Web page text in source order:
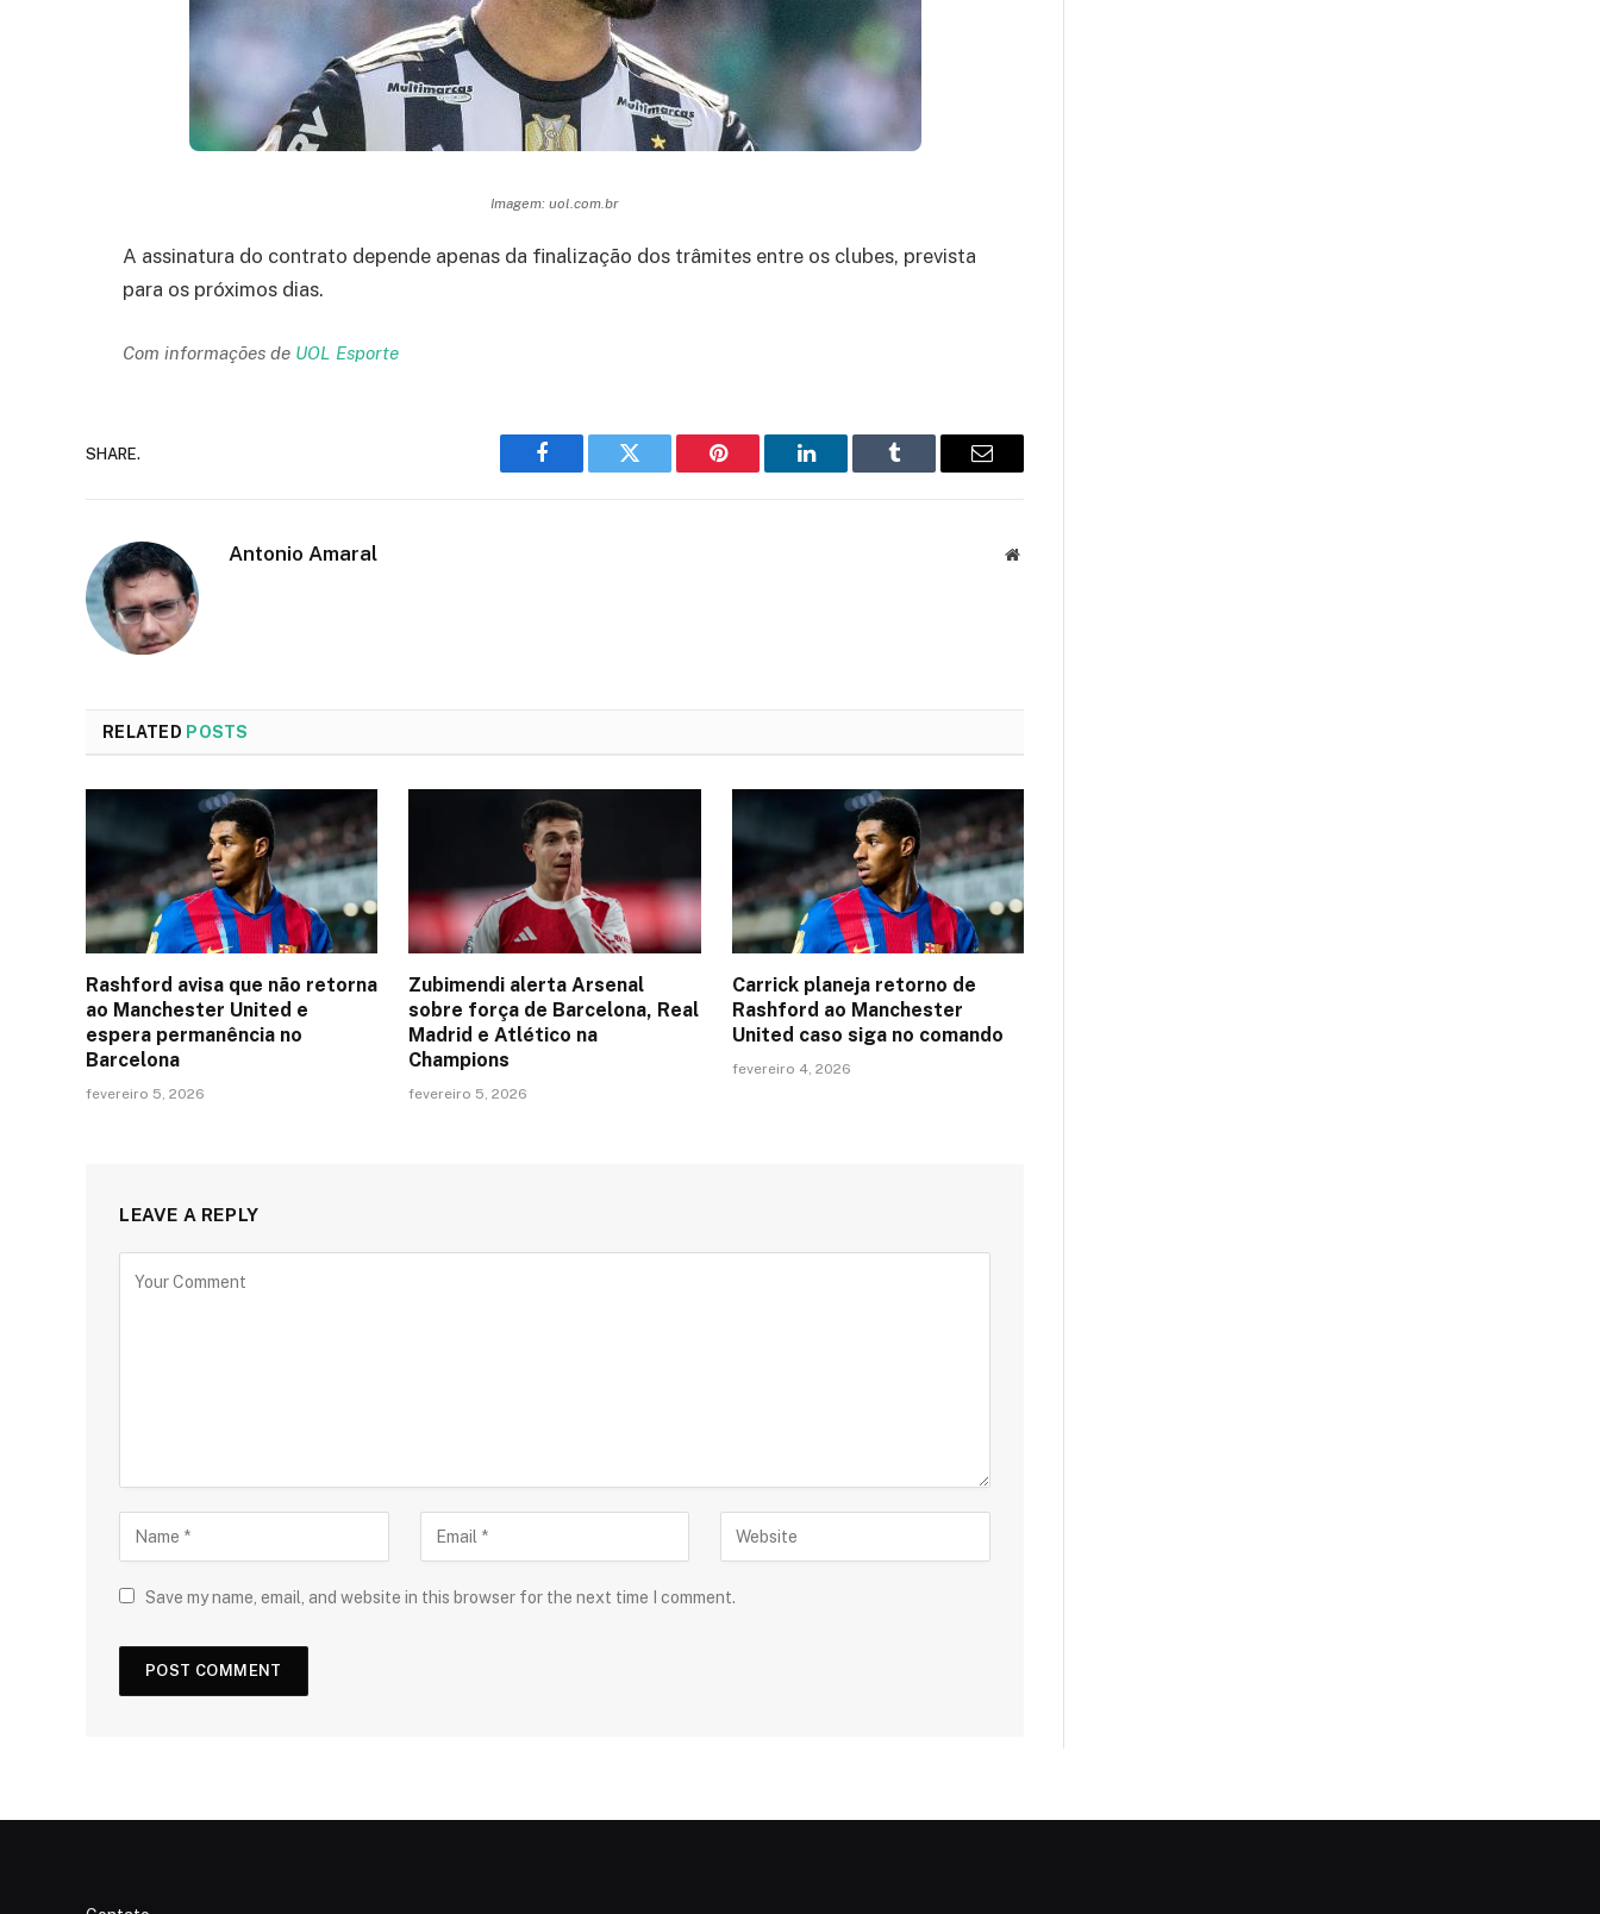
Imagem: uol.com.br
A assinatura do contrato depende apenas da finalização dos trâmites entre os clubes, prevista
para os próximos dias.
Com informações de UOL Esporte
SHARE.
Facebook Twitter Pinterest LinkedIn Tumblr Email
Antonio Amaral Website
RELATED POSTS
Rashford avisa que não retorna
ao Manchester United e
espera permanência no
Barcelona
fevereiro 5, 2026
Zubimendi alerta Arsenal
sobre força de Barcelona, Real
Madrid e Atlético na
Champions
fevereiro 5, 2026
Carrick planeja retorno de
Rashford ao Manchester
United caso siga no comando
fevereiro 4, 2026
LEAVE A REPLY
Save my name, email, and website in this browser for the next time I comment.